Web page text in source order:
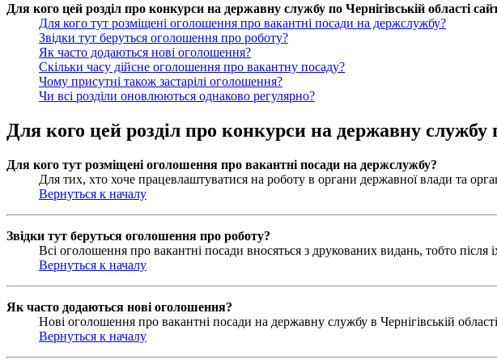
Для кого цей розділ про конкурси на державну службу по Чернігівській області
Для кого тут розміщені оголошення про вакантні посади на держслужбу?
Звідки тут беруться оголошення про роботу?
Як часто додаються нові оголошення?
Скільки часу дійсне оголошення про вакантну посаду?
Чому присутні також застарілі оголошення?
Чи всі розділи оновлюються однаково регулярно?
Для кого цей розділ про конкурси на державну службу
Для кого тут розміщені оголошення про вакантні посади на держслужбу?
Для тих, хто хоче працевлаштуватися на роботу в органи державної влади та
Вернуться к началу
Звідки тут беруться оголошення про роботу?
Всі оголошення про вакантні посади вносяться з друкованих видань, тобто після
Вернуться к началу
Як часто додаються нові оголошення?
Нові оголошення про вакантні посади на державну службу в Чернігівській
Вернуться к началу